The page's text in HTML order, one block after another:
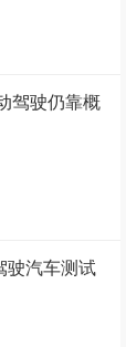
驾驶仍靠概
驶汽车测试